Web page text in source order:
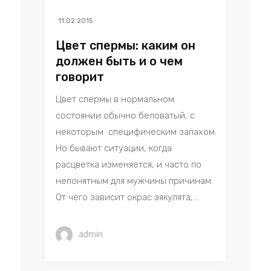
11.02.2015
Цвет спермы: каким он
должен быть и о чем
говорит
Цвет спермы в нормальном
состоянии обычно беловатый, с
некоторым специфическим запахом.
Но бывают ситуации, когда
расцветка изменяется, и часто по
непонятным для мужчины причинам.
От чего зависит окрас эякулята,...
admin